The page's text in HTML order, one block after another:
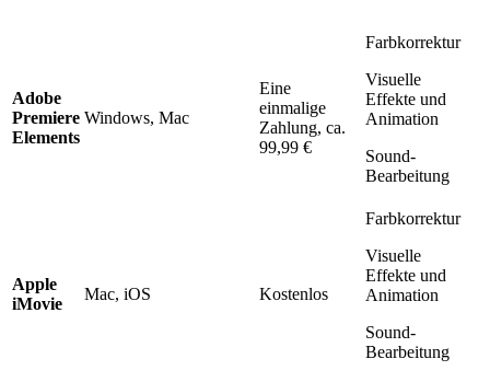
Adobe
Premiere
Elements
Windows, Mac
Eine
einmalige
Zahlung, ca.
99,99 €
Farbkorrektur
Visuelle
Effekte und
Animation
Sound-
Bearbeitung
Apple
iMovie
Mac, iOS Kostenlos
Farbkorrektur
Visuelle
Effekte und
Animation
Sound-
Bearbeitung